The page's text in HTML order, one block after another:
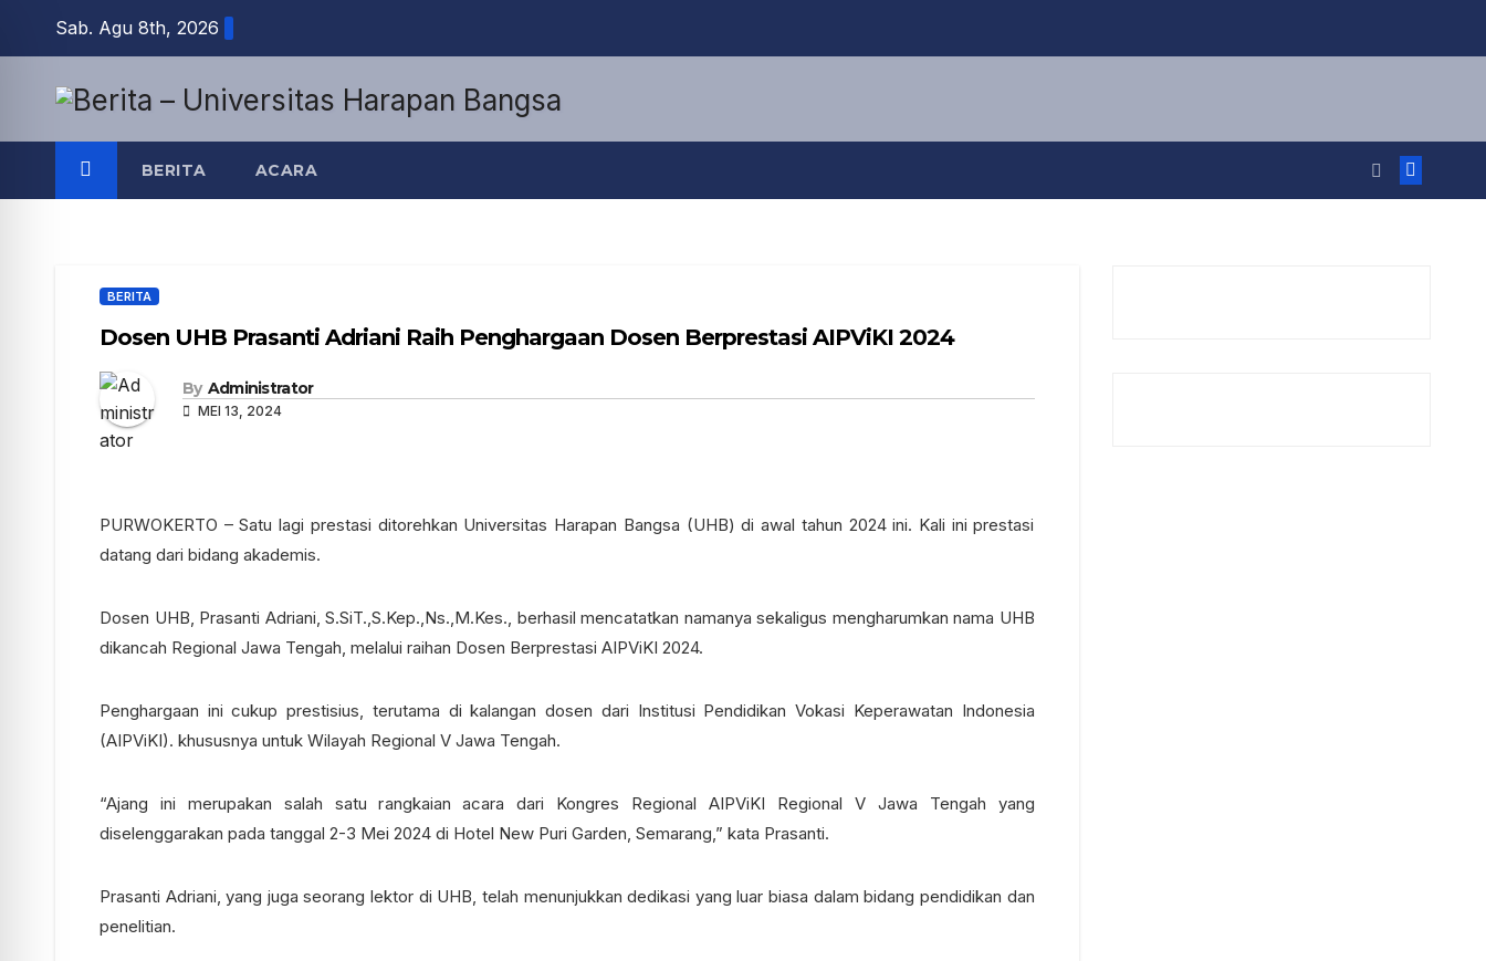
Sab. Agu 8th, 2026
BERITA ACARA
BERITA
Dosen UHB Prasanti Adriani Raih Penghargaan Dosen Berprestasi AIPViKI 2024
By Administrator
MEI 13, 2024
PURWOKERTO – Satu lagi prestasi ditorehkan Universitas Harapan Bangsa (UHB) di awal tahun 2024 ini. Kali ini prestasi
datang dari bidang akademis.
Dosen UHB, Prasanti Adriani, S.SiT.,S.Kep.,Ns.,M.Kes., berhasil mencatatkan namanya sekaligus mengharumkan nama UHB
dikancah Regional Jawa Tengah, melalui raihan Dosen Berprestasi AIPViKI 2024.
Penghargaan ini cukup prestisius, terutama di kalangan dosen dari Institusi Pendidikan Vokasi Keperawatan Indonesia
(AIPViKI). khususnya untuk Wilayah Regional V Jawa Tengah.
“Ajang ini merupakan salah satu rangkaian acara dari Kongres Regional AIPViKI Regional V Jawa Tengah yang
diselenggarakan pada tanggal 2-3 Mei 2024 di Hotel New Puri Garden, Semarang,” kata Prasanti.
Prasanti Adriani, yang juga seorang lektor di UHB, telah menunjukkan dedikasi yang luar biasa dalam bidang pendidikan dan
penelitian.